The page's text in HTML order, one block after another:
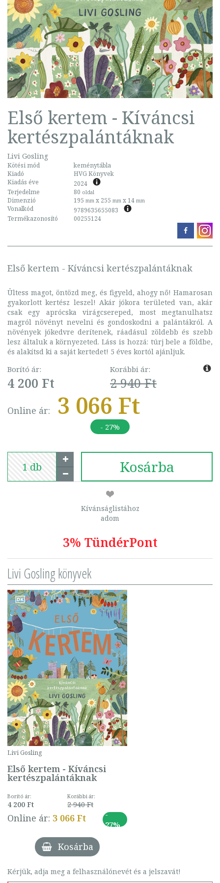
Első kertem - Kíváncsi
kertészpalántáknak
Livi Gosling
Kötési mód
keménytábla
Kiadó
HVG Könyvek
Kiadás éve
2024
Terjedelme
80 oldal
Dimenzió 195 mm x 255 mm x 14 mm
Vonalkód
9789635655083
Termékazonosító
00255124
Első kertem - Kíváncsi kertészpalántáknak
Ültess magot, öntözd meg, és figyeld, ahogy nő! Hamarosan
gyakorlott kertész leszel! Akár jókora területed van, akár
csak egy aprócska virágcsereped, most megtanulhatsz
magról növényt nevelni és gondoskodni a palántákról. A
növények jókedvre derítenek, ráadásul zöldebb és szebb
lesz általuk a környezeted. Láss is hozzá: túrj bele a földbe,
és alakítsd ki a saját kertedet! 5 éves kortól ajánljuk.
Borító ár:
4 200 Ft
Korábbi ár:
2 940 Ft
Online ár: 3 066 Ft
- 27%
Kosárba
Kívánságlistához
adom
3% TündérPont
Livi Gosling könyvek
Livi Gosling
Első kertem - Kíváncsi
kertészpalántáknak
Borító ár:
4 200 Ft
Korábbi ár:
2 940 Ft
Online ár: 3 066 Ft
-
27%
Kosárba
Kérjük, adja meg a felhasználónevét és a jelszavát!